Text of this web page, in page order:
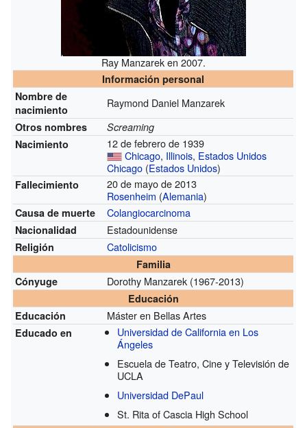
Ray Manzarek en 2007.
Información personal
Nombre de
nacimiento
Raymond Daniel Manzarek
Otros nombres
Screaming
Nacimiento
12 de febrero de 1939
Chicago, Illinois, Estados Unidos
Chicago (Estados Unidos)
Fallecimiento
20 de mayo de 2013
Rosenheim (Alemania)
Causa de muerte Colangiocarcinoma
Nacionalidad Estadounidense
Religión Catolicismo
Familia
Cónyuge
Dorothy Manzarek (1967-2013)
Educación
Educación
Máster en Bellas Artes
Educado en
Universidad de California en Los
Ángeles
Escuela de Teatro, Cine y Televisión de
UCLA
Universidad DePaul
St. Rita of Cascia High School